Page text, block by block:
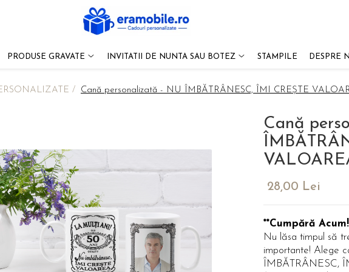
PRODUSE GRAVATE INVITATII DE NUNTA SAU BOTEZ STAMPILE DESPRE
/ Cană personalizată - NU ÎMBĂTRÂNESC, ÎMI CREȘTE
Cană
28,00 Lei
**Cumpără
Nu lăsa timpul să
importante! Alege
ÎMBĂTRÂNESC,